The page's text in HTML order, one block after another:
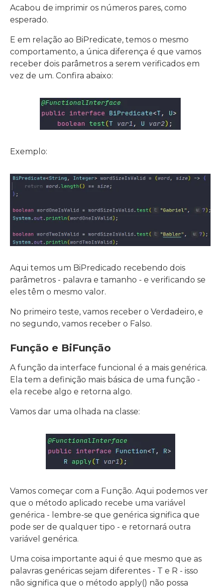
Acabou de imprimir os números pares, como
esperado.
E em relação ao BiPredicate, temos o mesmo
comportamento, a única diferença é que vamos
receber dois parâmetros a serem verificados em
vez de um. Confira abaixo:
Exemplo:
Aqui temos um BiPredicado recebendo dois
parâmetros - palavra e tamanho - e verificando se
eles têm o mesmo valor.
No primeiro teste, vamos receber o Verdadeiro, e
no segundo, vamos receber o Falso.
Função e BiFunção
A função da interface funcional é a mais genérica.
Ela tem a definição mais básica de uma função -
ela recebe algo e retorna algo.
Vamos dar uma olhada na classe:
Vamos começar com a Função. Aqui podemos ver
que o método aplicado recebe uma variável
genérica - lembre-se que genérica significa que
pode ser de qualquer tipo - e retornará outra
variável genérica.
Uma coisa importante aqui é que mesmo que as
palavras genéricas sejam diferentes - T e R - isso
não significa que o método apply() não possa